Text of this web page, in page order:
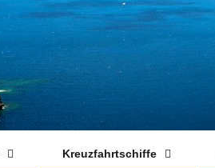
Kreuzfahrtschiffe